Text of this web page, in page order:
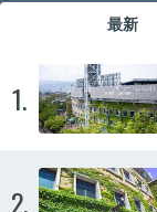
最新
1.
2.